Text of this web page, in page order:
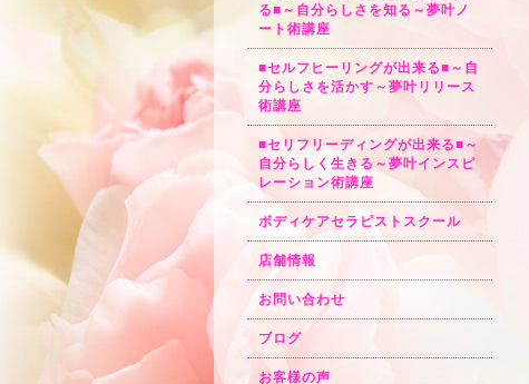
る■～自分らしさを知る～夢叶ノ
ート術講座
■セルフヒーリングが出来る■～自
分らしさを活かす～夢叶リリース
術講座
■セリフリーディングが出来る■～
自分らしく生きる～夢叶インスピ
レーション術講座
ボディケアセラピストスクール
店舗情報
お問い合わせ
ブログ
お客様の声